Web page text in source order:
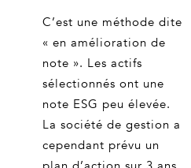
C’est une méthode dite
« en amélioration de
note ». Les actifs
sélectionnés ont une
note ESG peu élevée.
La société de gestion a
cependant prévu un